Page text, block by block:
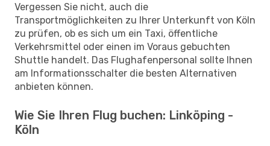
Vergessen Sie nicht, auch die
Transportmöglichkeiten zu Ihrer Unterkunft von Köln
zu prüfen, ob es sich um ein Taxi, öffentliche
Verkehrsmittel oder einen im Voraus gebuchten
Shuttle handelt. Das Flughafenpersonal sollte Ihnen
am Informationsschalter die besten Alternativen
anbieten können.
Wie Sie Ihren Flug buchen: Linköping -
Köln